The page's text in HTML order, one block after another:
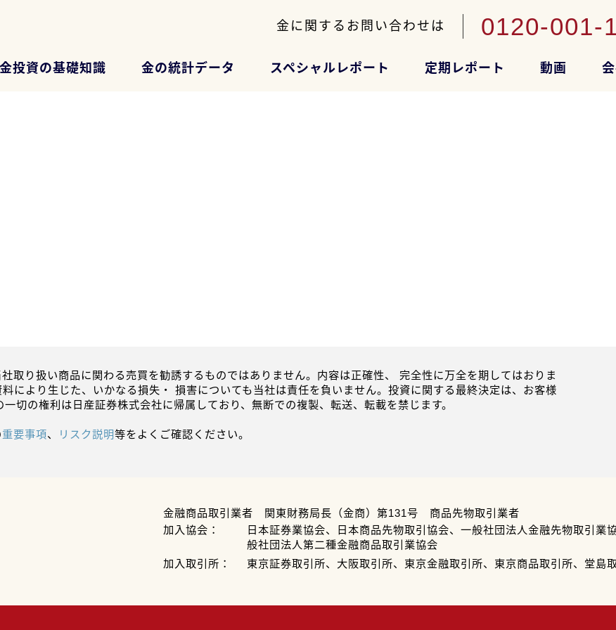
金に関するお問い合わせは 0120-001-
金投資の基礎知識 金の統計データ スペシャルレポート 定期レポート 動画
取り扱い商品に関わる売買を勧誘するものではありません。内容は正確性、 完全性に万全を期してはおりま
により生じた、いかなる損失・ 損害についても当社は責任を負いません。投資に関する最終決定は、お客様
切の権利は日産証券株式会社に帰属しており、無断での複製、転送、転載を禁じます。
重要事項、 リスク説明等をよくご確認ください。
金融商品取引業者 関東財務局長（金商）第131号 商品先物取引業者
加入協会：
日本証券業協会、日本商品先物取引協会、一般社団法人金融先物取引業
般社団法人第二種金融商品取引業協会
加入取引所：
東京証券取引所、大阪取引所、東京金融取引所、東京商品取引所、堂島